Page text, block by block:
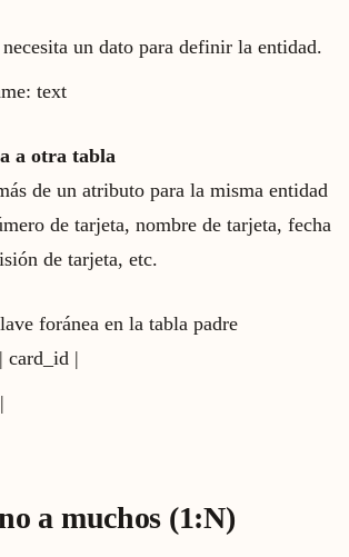
un dato para definir la entidad.
text
a otra tabla
de un atributo para la misma entidad
de tarjeta, nombre de tarjeta, fecha
de tarjeta, etc.
foránea en la tabla padre
card_id |
a muchos (1:N)